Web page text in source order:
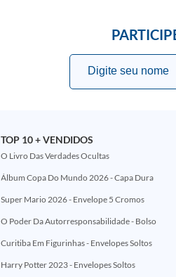
TOP 10 + VENDIDOS
O Livro Das Verdades Ocultas
Álbum Copa Do Mundo 2026 - Capa Dura
Super Mario 2026 - Envelope 5 Cromos
O Poder Da Autorresponsabilidade - Bolso
Curitiba Em Figurinhas - Envelopes Soltos
Harry Potter 2023 - Envelopes Soltos